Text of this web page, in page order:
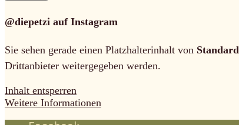
@diepetzi auf Instagram
Sie sehen gerade einen Platzhalterinhalt von Standard
Drittanbieter weitergegeben werden.
Inhalt entsperren
Weitere Informationen